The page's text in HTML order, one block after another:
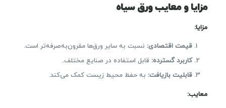
مزایا و معایب ورق سیاه
مزایا:
قیمت اقتصادی: نسبت به سایر ورق‌ها مقرون‌به‌صرفه‌تر است.
کاربرد گسترده: قابل استفاده در صنایع مختلف.
قابلیت بازیافت: به حفظ محیط زیست کمک می‌کند.
معایب: